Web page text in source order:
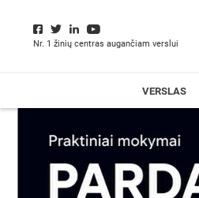
Nr. 1 žinių centras augančiam verslui
VERSLAS